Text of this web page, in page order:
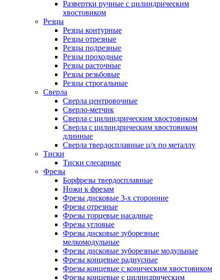
Развертки ручные с цилиндрическим
хвостовиком
Резцы
Резцы контурные
Резцы отрезные
Резцы подрезные
Резцы проходные
Резцы расточные
Резцы резьбовые
Резцы строгальные
Сверла
Сверла центровочные
Сверло-метчик
Сверла с цилиндрическим хвостовиком
Сверла с цилиндрическим хвостовиком
длинные
Сверла твердосплавные ц/х по металлу
Тиски
Тиски слесарные
Фрезы
Борфрезы твердосплавные
Ножи к фрезам
Фрезы дисковые 3-х сторонние
Фрезы отрезные
Фрезы торцевые насадные
Фрезы угловые
Фрезы дисковые зуборезные
мелкомодульные
Фрезы дисковые зуборезные модульные
Фрезы концевые радиусные
Фрезы концевые с коническим хвостовиком
Фрезы концевые с цилиндрическим